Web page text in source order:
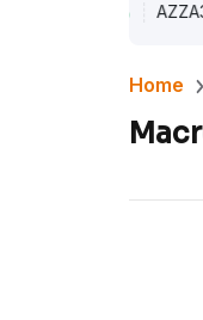
AZZA3
Home